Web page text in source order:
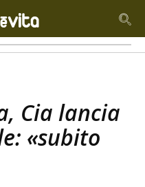
Cia lancia
«subito